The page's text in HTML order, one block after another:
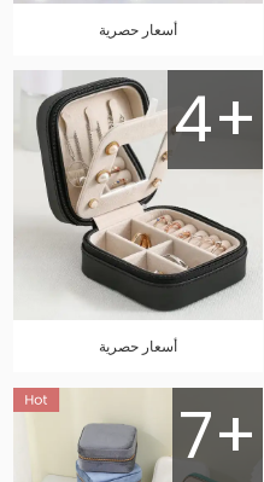
أسعار حصرية
4+
أسعار حصرية
7+